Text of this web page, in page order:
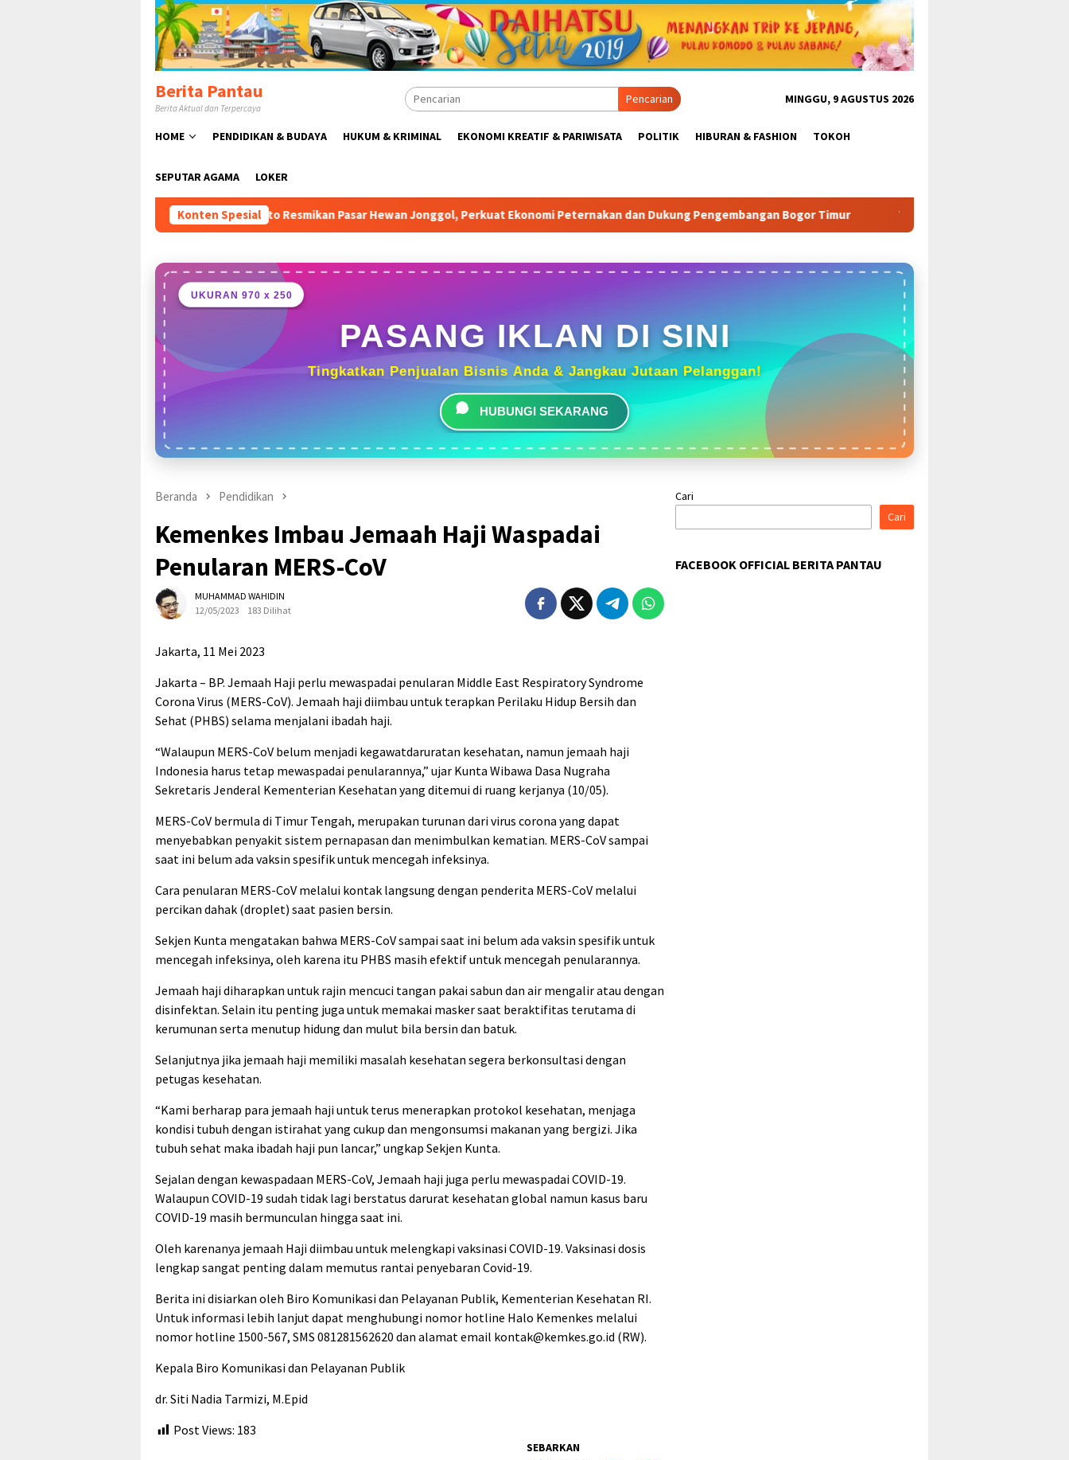
Loncat
konten
Berita Pantau
Berita Aktual dan Terpercaya
Pencarian MINGGU, 9 AGUSTUS 2026
HOME PENDIDIKAN & BUDAYA HUKUM & KRIMINAL EKONOMI KREATIF & PARIWISATA POLITIK HIBURAN & FASHION TOKOH
SEPUTAR AGAMA LOKER
Konten Spesial
Rudy Susmanto Resmikan Pasar Hewan Jonggol, Perkuat Ekonomi Peternakan dan Dukung Pengembangan Bogor Timur Tabrak Aturan & Tantang Satpol PP: Pembangunan
UKURAN 970 x 250
PASANG IKLAN DI SINI
Tingkatkan Penjualan Bisnis Anda & Jangkau Jutaan Pelanggan!
HUBUNGI SEKARANG
Beranda Pendidikan
Kemenkes Imbau Jemaah Haji Waspadai
Penularan MERS-CoV
MUHAMMAD WAHIDIN
12/05/2023
183 Dilihat
Jakarta, 11 Mei 2023
Jakarta – BP. Jemaah Haji perlu mewaspadai penularan Middle East Respiratory Syndrome
Corona Virus (MERS-CoV). Jemaah haji diimbau untuk terapkan Perilaku Hidup Bersih dan
Sehat (PHBS) selama menjalani ibadah haji.
“Walaupun MERS-CoV belum menjadi kegawatdaruratan kesehatan, namun jemaah haji
Indonesia harus tetap mewaspadai penularannya,” ujar Kunta Wibawa Dasa Nugraha
Sekretaris Jenderal Kementerian Kesehatan yang ditemui di ruang kerjanya (10/05).
MERS-CoV bermula di Timur Tengah, merupakan turunan dari virus corona yang dapat
menyebabkan penyakit sistem pernapasan dan menimbulkan kematian. MERS-CoV sampai
saat ini belum ada vaksin spesifik untuk mencegah infeksinya.
Cara penularan MERS-CoV melalui kontak langsung dengan penderita MERS-CoV melalui
percikan dahak (droplet) saat pasien bersin.
Sekjen Kunta mengatakan bahwa MERS-CoV sampai saat ini belum ada vaksin spesifik untuk
mencegah infeksinya, oleh karena itu PHBS masih efektif untuk mencegah penularannya.
Jemaah haji diharapkan untuk rajin mencuci tangan pakai sabun dan air mengalir atau dengan
disinfektan. Selain itu penting juga untuk memakai masker saat beraktifitas terutama di
kerumunan serta menutup hidung dan mulut bila bersin dan batuk.
Selanjutnya jika jemaah haji memiliki masalah kesehatan segera berkonsultasi dengan
petugas kesehatan.
“Kami berharap para jemaah haji untuk terus menerapkan protokol kesehatan, menjaga
kondisi tubuh dengan istirahat yang cukup dan mengonsumsi makanan yang bergizi. Jika
tubuh sehat maka ibadah haji pun lancar,” ungkap Sekjen Kunta.
Sejalan dengan kewaspadaan MERS-CoV, Jemaah haji juga perlu mewaspadai COVID-19.
Walaupun COVID-19 sudah tidak lagi berstatus darurat kesehatan global namun kasus baru
COVID-19 masih bermunculan hingga saat ini.
Oleh karenanya jemaah Haji diimbau untuk melengkapi vaksinasi COVID-19. Vaksinasi dosis
lengkap sangat penting dalam memutus rantai penyebaran Covid-19.
Berita ini disiarkan oleh Biro Komunikasi dan Pelayanan Publik, Kementerian Kesehatan RI.
Untuk informasi lebih lanjut dapat menghubungi nomor hotline Halo Kemenkes melalui
nomor hotline 1500-567, SMS 081281562620 dan alamat email kontak@kemkes.go.id (RW).
Kepala Biro Komunikasi dan Pelayanan Publik
dr. Siti Nadia Tarmizi, M.Epid
Post Views: 183
SEBARKAN
Cari
Cari
FACEBOOK OFFICIAL BERITA PANTAU